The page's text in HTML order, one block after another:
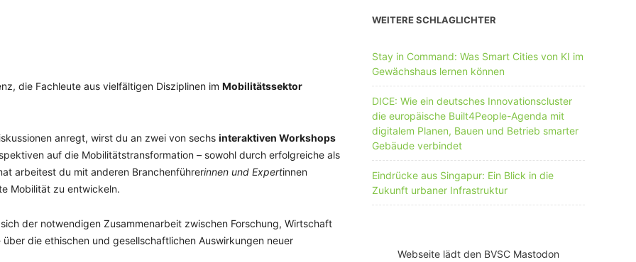
die Fachleute aus vielfältigen Disziplinen im Mobilitätssektor
anregt, wirst du an zwei von sechs interaktiven Workshops
auf die Mobilitätstransformation – sowohl durch erfolgreiche als
arbeitest du mit anderen Branchenführerinnen und Expertinnen
Mobilität zu entwickeln.
der notwendigen Zusammenarbeit zwischen Forschung, Wirtschaft
die ethischen und gesellschaftlichen Auswirkungen neuer
WEITERE SCHLAGLICHTER
Stay in Command: Was Smart Cities von KI im
Gewächshaus lernen können
DICE: Wie ein deutsches Innovationscluster
die europäische Built4People-Agenda mit
digitalem Planen, Bauen und Betrieb smarter
Gebäude verbindet
Eindrücke aus Singapur: Ein Blick in die
Zukunft urbaner Infrastruktur
Webseite lädt den BVSC Mastodon